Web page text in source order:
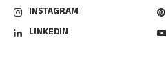
INSTAGRAM
LINKEDIN